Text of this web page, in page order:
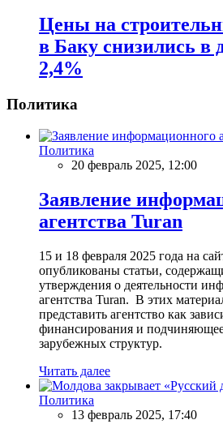
Цены на
в Баку снизились в
2,4%
Политика
Политика
20 февраль 2025, 12:00
Заявление
агентства Turan
15 и 18 февраля 2025 года на
опубликованы статьи,
утверждения о деятельности
агентства Turan. В этих
представить агентство как
финансирования и
зарубежных структур.
Читать далее
Политика
13 февраль 2025, 17:40